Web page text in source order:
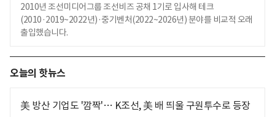
2010년 조선미디어그룹 조선비즈 공채 1기로 입사해 테크
(2010·2019~2022년)·중기벤처(2022~2026년) 분야를 비교적 오래
출입했습니다.
오늘의 핫뉴스
美 방산 기업도 '깜짝'… K조선, 美 배 띄울 구원투수로 등장